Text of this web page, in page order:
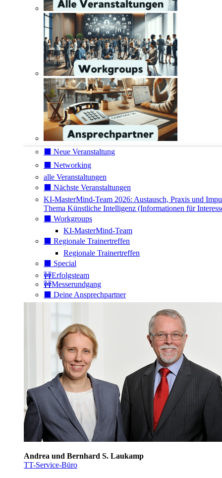
⬛️ Neue Veranstaltung
⬛️ Networking
alle Veranstaltungen
⬛️ Nächste Veranstaltungen
KI-MasterMind-Team 2026: Austausch, Praxis und
Thema Künstliche Intelligenz (Informationen für
⬛️ Workgroups
KI-MasterMind-Team
⬛️ Regionale Trainertreffen
Regionale Trainertreffen
⬛️ Special
🚧Erfolgsteam
🚧Messerundgang
⬛️ Deine Ansprechpartner
Andrea und Bernhard S. Laukamp
TT-Service-Büro